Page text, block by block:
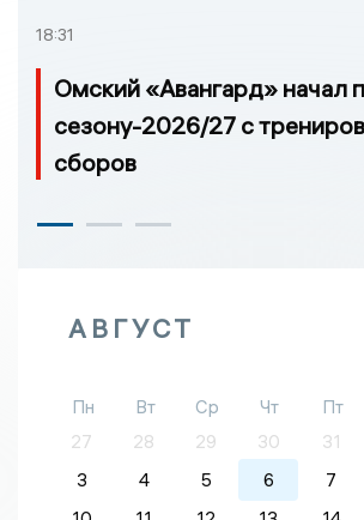
18:31
Омский «Авангард» начал
сезону-2026/27 с
сборов
АВГУСТ
Пн Вт Ср Чт Пт
27
28 29 30 31
3
4 5 6 7